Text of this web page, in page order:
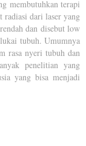
membutuhkan terapi
radiasi dari laser yang
dan disebut low
tubuh. Umumnya
rasa nyeri tubuh dan
penelitian yang
yang bisa menjadi